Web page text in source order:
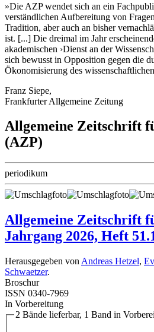
»Die AZP wendet sich an ein
verständlichen Aufbereitung von
Tradition, aber auch an bisher
ist. [...] Die dreimal im Jahr
akademischen ›Dienst an der
sich bewusst in Opposition gegen die
Ökonomisierung des
Franz Siepe,
Frankfurter Allgemeine Zeitung
Allgemeine Zeitschrift
(AZP)
periodikum
Allgemeine Zeitschrift
Jahrgang 2026, Heft
Herausgegeben von Andreas Hetzel,
Schwaetzer.
Broschur
ISSN 0340-7969
In Vorbereitung
2 Bände lieferbar, 1 Band in